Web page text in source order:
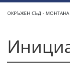
ОКРЪЖЕН СЪД - МОНТАНА